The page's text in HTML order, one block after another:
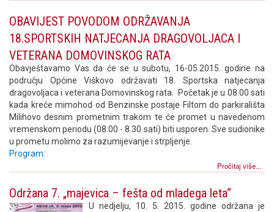
OBAVIJEST POVODOM ODRŽAVANJA
18.SPORTSKIH NATJECANJA DRAGOVOLJACA I
VETERANA DOMOVINSKOG RATA
Obavještavamo Vas da će se u subotu, 16-05.2015. godine na
području Općine Viškovo održavati 18. Sportska natjecanja
dragovoljaca i veterana Domovinskog rata. Početak je u 08.00 sati
kada kreće mimohod od Benzinske postaje Filtom do parkirališta
Milihovo desnim prometnim trakom te će promet u navedenom
vremenskom periodu (08.00 - 8.30 sati) biti usporen. Sve sudionike
u prometu molimo za razumijevanje i strpljenje.
Program:
Pročitaj više...
Održana 7. „majevica – fešta od mladega leta“
U nedjelju, 10. 5. 2015. godine održana je